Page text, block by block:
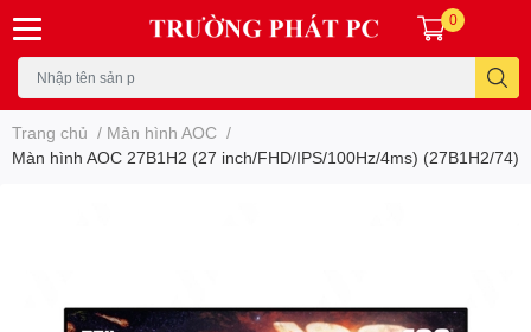
0
Trang chủ / Màn hình AOC /
Màn hình AOC 27B1H2 (27 inch/FHD/IPS/100Hz/4ms) (27B1H2/74)